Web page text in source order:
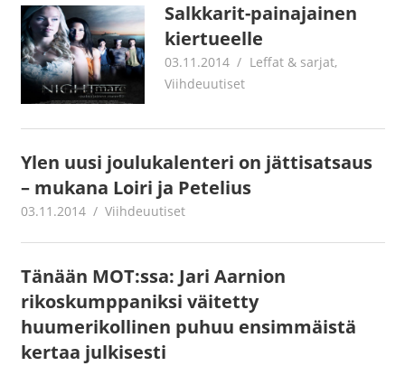
Salkkarit-painajainen
kiertueelle
03.11.2014 mestanet
Leffat & sarjat,
Viihdeuutiset
Ylen uusi joulukalenteri on jättisatsaus
– mukana Loiri ja Petelius
03.11.2014 mestanet
Viihdeuutiset
Tänään MOT:ssa: Jari Aarnion
rikoskumppaniksi väitetty
huumerikollinen puhuu ensimmäistä
kertaa julkisesti